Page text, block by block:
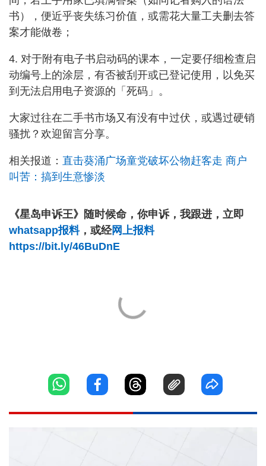
书），便近乎丧失练习价值，或需花大量工夫删去答
案才能做卷；
4. 对于附有电子书启动码的课本，一定要仔细检查启
动编号上的涂层，有否被刮开或已登记使用，以免买
到无法启用电子资源的「死码」。
大家过往在二手书市场又有没有中过伏，或遇过硬销
骚扰？欢迎留言分享。
相关报道： 直击葵涌广场童党破坏公物赶客走 商户
叫苦：搞到生意惨淡
《星岛申诉王》随时候命，你申诉，我跟进，立即
whatsapp报料，或经网上报料
https://bit.ly/46BuDnE